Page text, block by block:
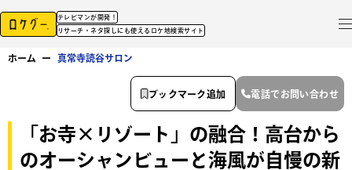
テレビマンが開発！
リサーチ・ネタ探しにも使えるロケ地検索サイト
ホーム ー 真常寺読谷サロン
「お寺×リゾート」の融合！高台から
のオーシャンビューと海風が自慢の新
ブックマーク追加 電話でお問い合わせ